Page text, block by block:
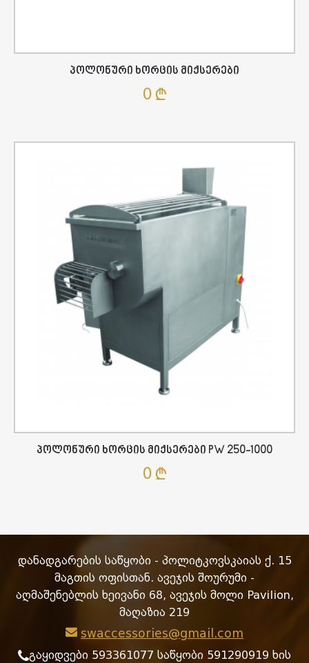
Პოლონური Ხორცის Მიქსერები
0
Პოლონური Ხორცის Მიქსერები PW 250-1000
0
დანადგარების საწყობი - პოლიტკოვსკაიას ქ. 15
მაგთის ოფისთან. ავეჯის შოურუმი -
აღმაშენებლის ხეივანი 68, ავეჯის მოლი Pavilion,
მაღაზია 219
swaccessories@gmail.com
გაყიდვები 593361077 საწყობი 591290919 ხის